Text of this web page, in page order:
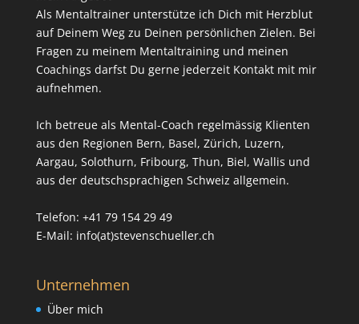
Als Mentaltrainer unterstütze ich Dich mit Herzblut
auf Deinem Weg zu Deinen persönlichen Zielen. Bei
Fragen zu meinem Mentaltraining und meinen
Coachings darfst Du gerne jederzeit Kontakt mit mir
aufnehmen.
Ich betreue als Mental-Coach regelmässig Klienten
aus den Regionen Bern, Basel, Zürich, Luzern,
Aargau, Solothurn, Fribourg, Thun, Biel, Wallis und
aus der deutschsprachigen Schweiz allgemein.
Telefon: +41 79 154 29 49
E-Mail: info(at)stevenschueller.ch
Unternehmen
Über mich